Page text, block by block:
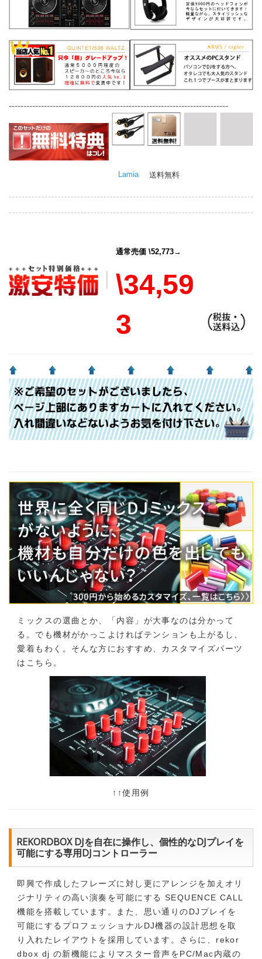
---------------------------------------------------------------------------
Lamia 送料無料
通常売価 \52,773→
\34,59
3
ミックスの選曲とか、「内容」が大事なのは分かって
る。でも機材がかっこよければテンションも上がるし、
愛着もわく。そんな方におすすめ、カスタマイズパーツ
はこちら。
↑↑使用例
REKORDBOX DJを自在に操作し、個性的なDJプレイを
可能にする専用DJコントローラー
即興で作成したフレーズに対し更にアレンジを加えオリ
ジナリティの高い演奏を可能にする SEQUENCE CALL
機能を搭載しています。また、思い通りのDJプレイを
可能にするプロフェッショナルDJ機器の設計思想を取
り入れたレイアウトを採用しています。さらに、rekor
dbox dj の新機能によりマスター音声をPC/Mac内蔵の